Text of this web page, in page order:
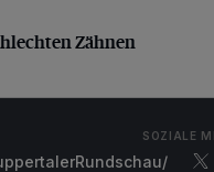
Zähnen
Zähnen
SOZIALE